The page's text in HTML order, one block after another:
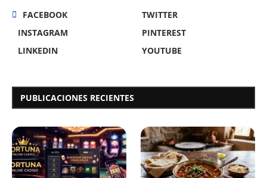
FACEBOOK
TWITTER
INSTAGRAM
PINTEREST
LINKEDIN
YOUTUBE
PUBLICACIONES RECIENTES